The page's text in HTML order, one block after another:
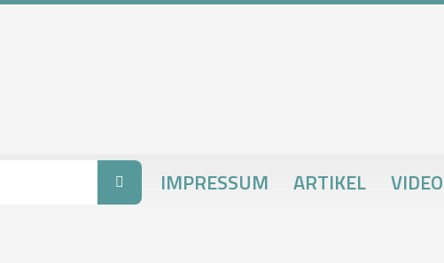
IMPRESSUM ARTIKEL